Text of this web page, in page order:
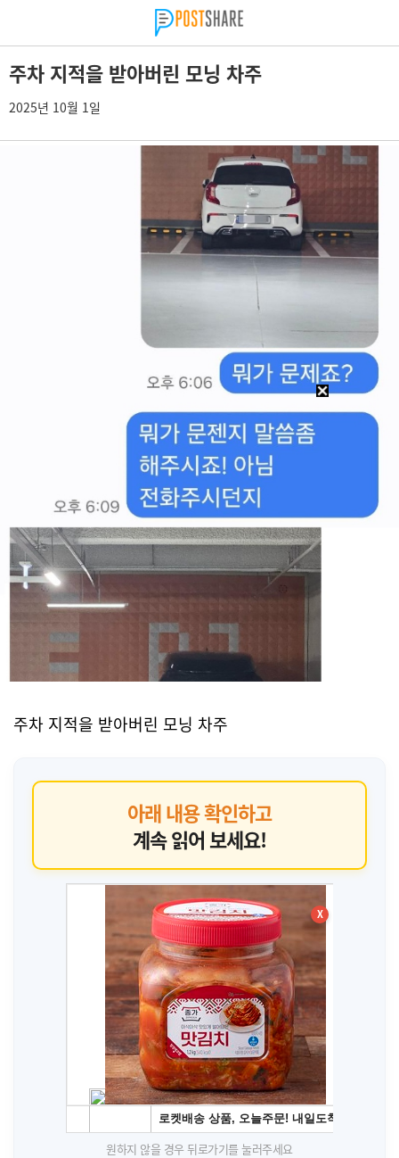
주차 지적을 받아버린 모닝 차주
2025년 10월 1일
주차 지적을 받아버린 모닝 차주
아래 내용 확인하고
계속 읽어 보세요!
X
원하지 않을 경우 뒤로가기를 눌러주세요